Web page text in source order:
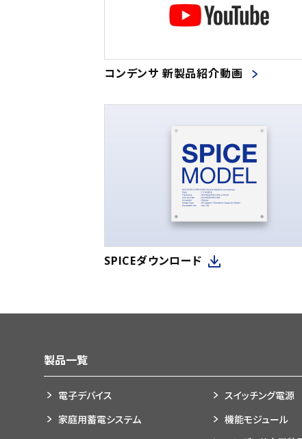
コンデンサ 新製品紹介動画
SPICEダウンロード
製品一覧
電子デバイス
家庭用蓄電システム
スイッチング電源
機能モジュール